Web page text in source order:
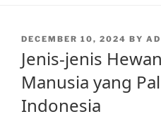
POSTED
DECEMBER 10, 2024 BY
Jenis-jenis
Manusia yang
Indonesia